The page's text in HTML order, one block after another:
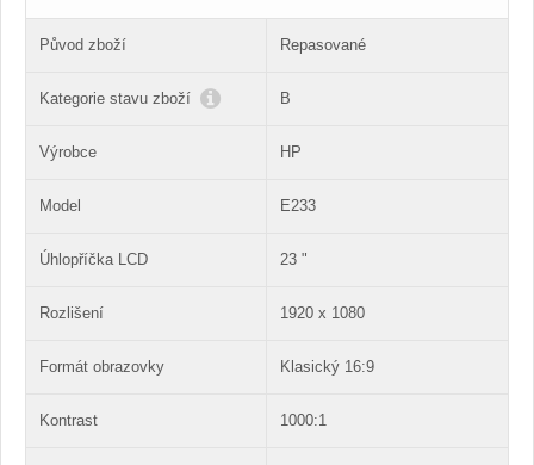
Původ zboží Repasované
Kategorie stavu zboží B
Výrobce HP
Model E233
Úhlopříčka LCD 23 "
Rozlišení 1920 x 1080
Formát obrazovky Klasický 16:9
Kontrast 1000:1